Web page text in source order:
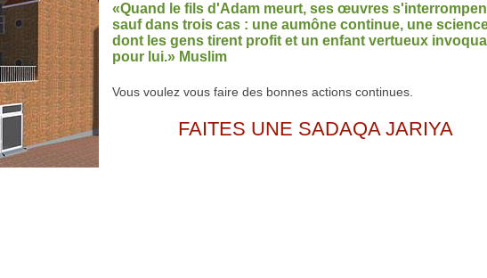
«Quand le fils d'Adam meurt, ses œuvres
sauf dans trois cas : une aumône continue, une
dont les gens tirent profit et un enfant vertueux
pour lui.» Muslim
Vous voulez vous faire des bonnes actions continues.
FAITES UNE SADAQA JARIYA